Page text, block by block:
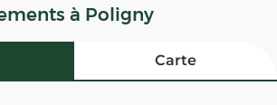
à Poligny
Carte